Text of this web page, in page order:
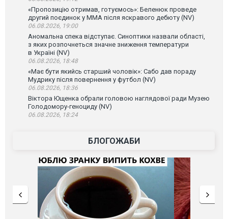
«Пропозицію отримав, готуємось»: Беленюк проведе
другий поєдинок у ММА після яскравого дебюту (NV)
06.08.2026, 19:00
Аномальна спека відступає. Синоптики назвали області,
з яких розпочнеться значне зниження температури
в Україні (NV)
06.08.2026, 18:48
«Має бути якийсь старший чоловік»: Сабо дав пораду
Мудрику після повернення у футбол (NV)
06.08.2026, 18:36
Віктора Ющенка обрали головою наглядової ради Музею
Голодомору-геноциду (NV)
06.08.2026, 18:24
БЛОГОЖАБИ